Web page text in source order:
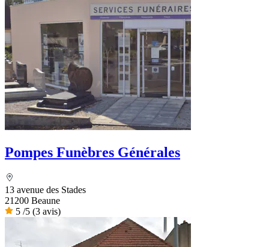
Pompes Funèbres Générales
13 avenue des Stades
21200 Beaune
5 /5 (3 avis)